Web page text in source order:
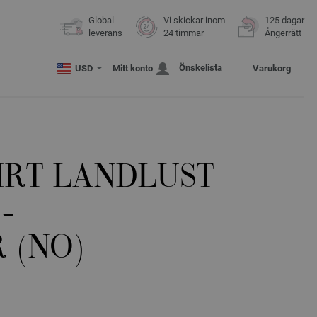
Global
leverans
Vi skickar inom
24 timmar
125 dagar
Ångerrätt
USD Mitt konto Önskelista Varukorg
LANDLUST
(NO)